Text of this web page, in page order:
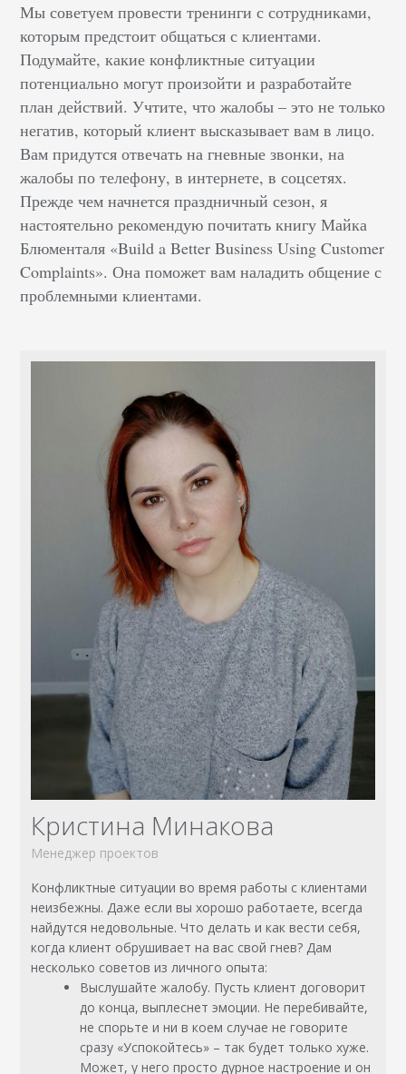
Мы советуем провести тренинги с сотрудниками,
которым предстоит общаться с клиентами.
Подумайте, какие конфликтные ситуации
потенциально могут произойти и разработайте
план действий. Учтите, что жалобы – это не только
негатив, который клиент высказывает вам в лицо.
Вам придутся отвечать на гневные звонки, на
жалобы по телефону, в интернете, в соцсетях.
Прежде чем начнется праздничный сезон, я
настоятельно рекомендую почитать книгу Майка
Блюменталя «Build a Better Business Using Customer
Complaints». Она поможет вам наладить общение с
проблемными клиентами.
Кристина Минакова
Менеджер проектов
Конфликтные ситуации во время работы с клиентами
неизбежны. Даже если вы хорошо работаете, всегда
найдутся недовольные. Что делать и как вести себя,
когда клиент обрушивает на вас свой гнев? Дам
несколько советов из личного опыта:
Выслушайте жалобу. Пусть клиент договорит
до конца, выплеснет эмоции. Не перебивайте,
не спорьте и ни в коем случае не говорите
сразу «Успокойтесь» – так будет только хуже.
Может, у него просто дурное настроение и он